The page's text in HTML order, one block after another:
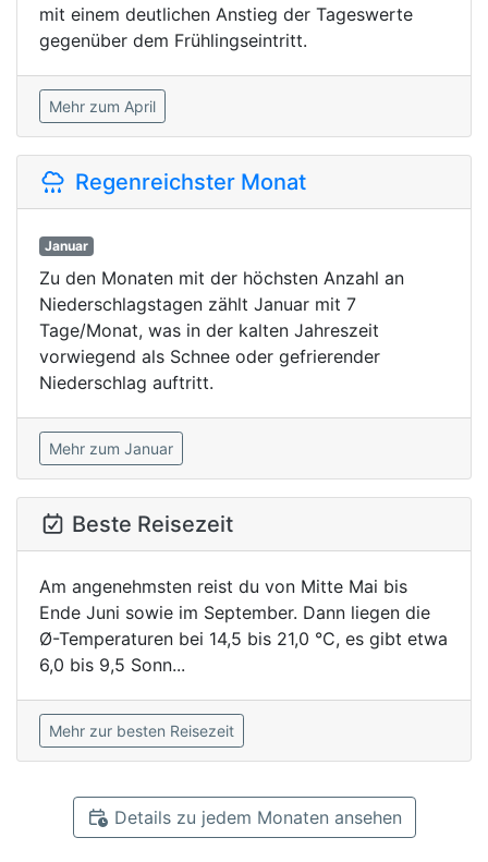
mit einem deutlichen Anstieg der Tageswerte
gegenüber dem Frühlingseintritt.
Mehr zum April
Regenreichster Monat
Januar
Zu den Monaten mit der höchsten Anzahl an
Niederschlagstagen zählt Januar mit 7
Tage/Monat, was in der kalten Jahreszeit
vorwiegend als Schnee oder gefrierender
Niederschlag auftritt.
Mehr zum Januar
Beste Reisezeit
Am angenehmsten reist du von Mitte Mai bis
Ende Juni sowie im September. Dann liegen die
Ø-Temperaturen bei 14,5 bis 21,0 °C, es gibt etwa
6,0 bis 9,5 Sonn...
Mehr zur besten Reisezeit
Details zu jedem Monaten ansehen